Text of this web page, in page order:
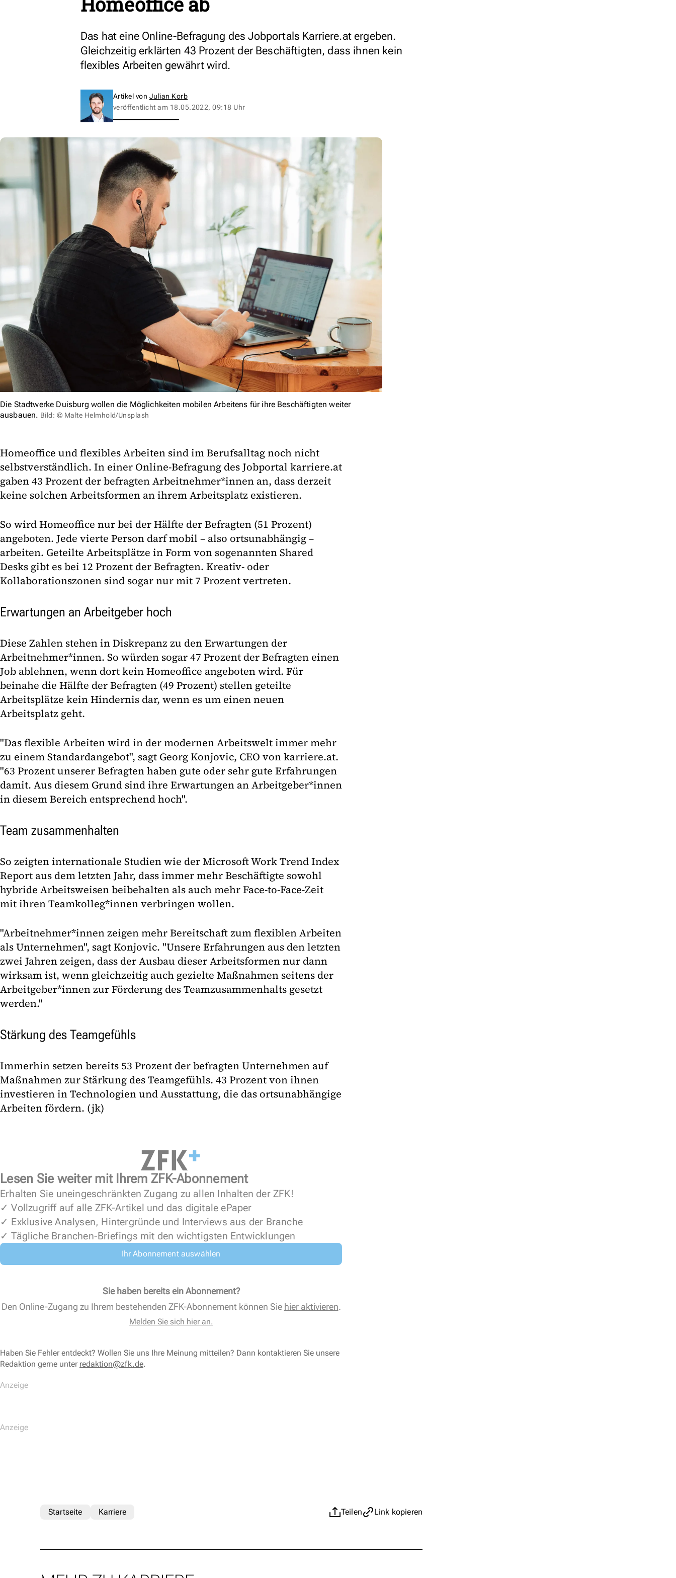
Das hat eine Online-Befragung des Jobportals Karriere.at ergeben.
Gleichzeitig erklärten 43 Prozent der Beschäftigten, dass ihnen kein
flexibles Arbeiten gewährt wird.
Artikel von Julian Korb
veröffentlicht am 18.05.2022, 09:18 Uhr
Die Stadtwerke Duisburg wollen die Möglichkeiten mobilen Arbeitens für ihre Beschäftigten weiter
ausbauen. Bild: © Malte Helmhold/Unsplash
Homeoffice und flexibles Arbeiten sind im Berufsalltag noch nicht
selbstverständlich. In einer Online-Befragung des Jobportal karriere.at
gaben 43 Prozent der befragten Arbeitnehmer*innen an, dass derzeit
keine solchen Arbeitsformen an ihrem Arbeitsplatz existieren.
So wird Homeoffice nur bei der Hälfte der Befragten (51 Prozent)
angeboten. Jede vierte Person darf mobil – also ortsunabhängig –
arbeiten. Geteilte Arbeitsplätze in Form von sogenannten Shared
Desks gibt es bei 12 Prozent der Befragten. Kreativ- oder
Kollaborationszonen sind sogar nur mit 7 Prozent vertreten.
Erwartungen an Arbeitgeber hoch
Diese Zahlen stehen in Diskrepanz zu den Erwartungen der
Arbeitnehmer*innen. So würden sogar 47 Prozent der Befragten einen
Job ablehnen, wenn dort kein Homeoffice angeboten wird. Für
beinahe die Hälfte der Befragten (49 Prozent) stellen geteilte
Arbeitsplätze kein Hindernis dar, wenn es um einen neuen
Arbeitsplatz geht.
"Das flexible Arbeiten wird in der modernen Arbeitswelt immer mehr
zu einem Standardangebot", sagt Georg Konjovic, CEO von karriere.at.
"63 Prozent unserer Befragten haben gute oder sehr gute Erfahrungen
damit. Aus diesem Grund sind ihre Erwartungen an Arbeitgeber*innen
in diesem Bereich entsprechend hoch".
Team zusammenhalten
So zeigten internationale Studien wie der Microsoft Work Trend Index
Report aus dem letzten Jahr, dass immer mehr Beschäftigte sowohl
hybride Arbeitsweisen beibehalten als auch mehr Face-to-Face-Zeit
mit ihren Teamkolleg*innen verbringen wollen.
"Arbeitnehmer*innen zeigen mehr Bereitschaft zum flexiblen Arbeiten
als Unternehmen", sagt Konjovic. "Unsere Erfahrungen aus den letzten
zwei Jahren zeigen, dass der Ausbau dieser Arbeitsformen nur dann
wirksam ist, wenn gleichzeitig auch gezielte Maßnahmen seitens der
Arbeitgeber*innen zur Förderung des Teamzusammenhalts gesetzt
werden."
Stärkung des Teamgefühls
Immerhin setzen bereits 53 Prozent der befragten Unternehmen auf
Maßnahmen zur Stärkung des Teamgefühls. 43 Prozent von ihnen
investieren in Technologien und Ausstattung, die das ortsunabhängige
Arbeiten fördern. (jk)
Lesen Sie weiter mit Ihrem ZFK-Abonnement
Erhalten Sie uneingeschränkten Zugang zu allen Inhalten der ZFK!
✓ Vollzugriff auf alle ZFK-Artikel und das digitale ePaper
✓ Exklusive Analysen, Hintergründe und Interviews aus der Branche
✓ Tägliche Branchen-Briefings mit den wichtigsten Entwicklungen
Ihr Abonnement auswählen
Sie haben bereits ein Abonnement?
Den Online-Zugang zu Ihrem bestehenden ZFK-Abonnement können Sie hier aktivieren.
Melden Sie sich hier an.
Haben Sie Fehler entdeckt? Wollen Sie uns Ihre Meinung mitteilen? Dann kontaktieren Sie unsere
Redaktion gerne unter redaktion@zfk.de.
Teilen Link kopieren
Startseite Karriere